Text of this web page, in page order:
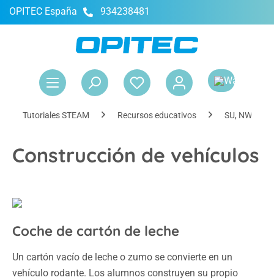
principal
OPITEC España 934238481
Tutoriales STEAM Recursos educativos SU, NWT,
Construcción de vehículos
Coche de cartón de leche
Un cartón vacío de leche o zumo se convierte en un
vehículo rodante. Los alumnos construyen su propio